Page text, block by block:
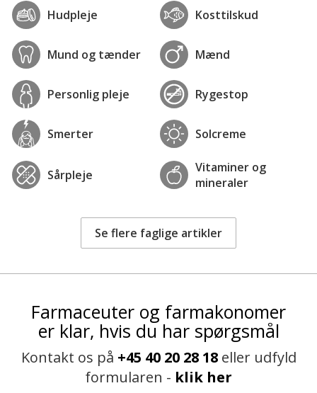
Hudpleje Kosttilskud
Mund og tænder Mænd
Personlig pleje Rygestop
Smerter Solcreme
Sårpleje
Vitaminer og
mineraler
Se flere faglige artikler
Farmaceuter og farmakonomer
er klar, hvis du har spørgsmål
Kontakt os på +45 40 20 28 18eller udfyld
formularen - klik her